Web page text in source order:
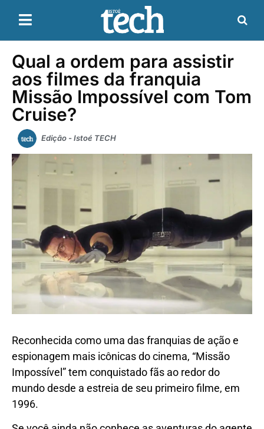
Qual a ordem para assistir
aos filmes da franquia
Missão Impossível com Tom
Cruise?
Edição - Istoé TECH
Reconhecida como uma das franquias de ação e
espionagem mais icônicas do cinema, “Missão
Impossível” tem conquistado fãs ao redor do
mundo desde a estreia de seu primeiro filme, em
1996.